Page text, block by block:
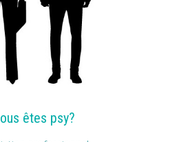
êtes psy?